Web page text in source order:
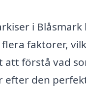
i Blåsmark
flera faktorer,
att förstå vad
efter den